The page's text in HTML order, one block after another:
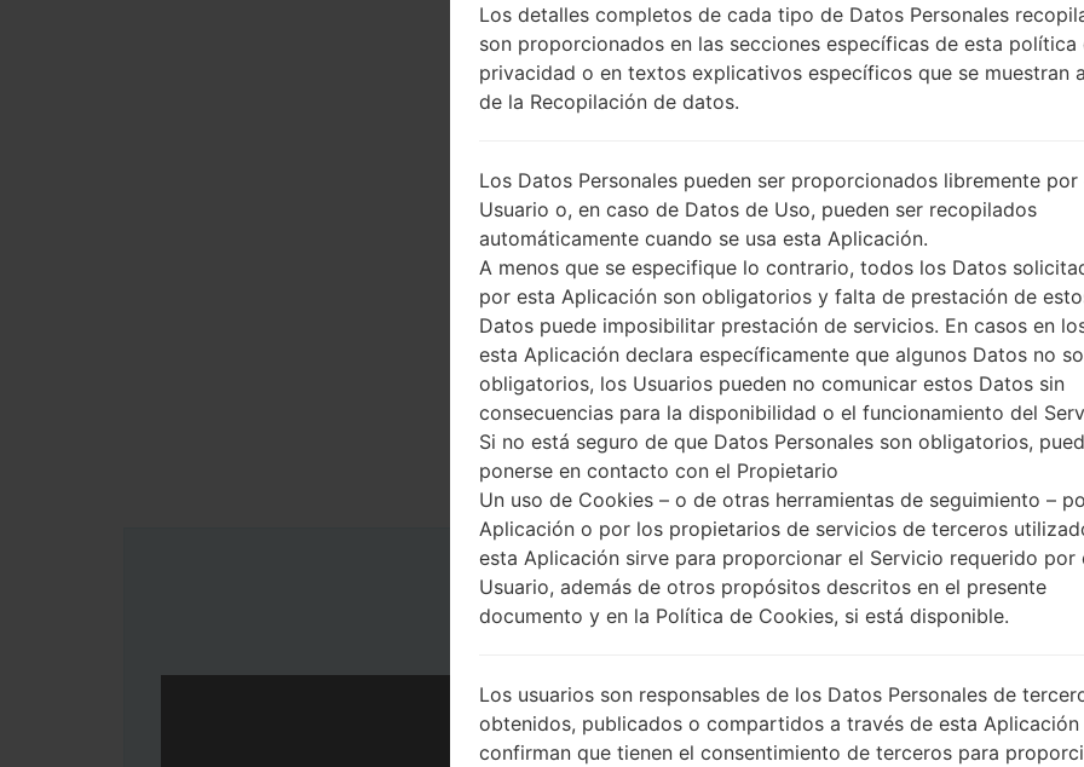
DESCRIPCIÓN
Personal, Claro, Movistar, Ance
l, Vox, Tigo
Instrucciones
Descargue a su PC:
A continuación,
Debe obtener 1 (si es
Los detalles completos de cada tipo de Datos Personales
son proporcionados en las secciones específicas de esta política
privacidad o en textos explicativos específicos que se muestran
de la Recopilación de datos.
Los Datos Personales pueden ser proporcionados libremente por
Usuario o, en caso de Datos de Uso, pueden ser recopilados
automáticamente cuando se usa esta Aplicación.
A menos que se especifique lo contrario, todos los Datos
por esta Aplicación son obligatorios y falta de prestación de
Datos puede imposibilitar prestación de servicios. En casos en
esta Aplicación declara específicamente que algunos Datos no
obligatorios, los Usuarios pueden no comunicar estos Datos sin
consecuencias para la disponibilidad o el funcionamiento del
Si no está seguro de que Datos Personales son obligatorios,
ponerse en contacto con el Propietario
Un uso de Cookies – o de otras herramientas de seguimiento –
Aplicación o por los propietarios de servicios de terceros
esta Aplicación sirve para proporcionar el Servicio requerido por
Usuario, además de otros propósitos descritos en el presente
documento y en la Política de Cookies, si está disponible.
Los usuarios son responsables de los Datos Personales de
obtenidos, publicados o compartidos a través de esta Aplicación
confirman que tienen el consentimiento de terceros para